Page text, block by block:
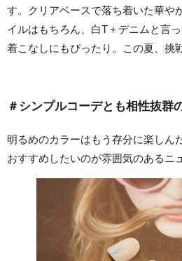
す。クリアベースで落ち着いた華や
イルはもちろん、白T＋デニムと言
着こなしにもぴったり。この夏、挑
＃シンプルコーデとも相性抜群
明るめのカラーはもう存分に楽しん
おすすめしたいのが雰囲気のあるニ